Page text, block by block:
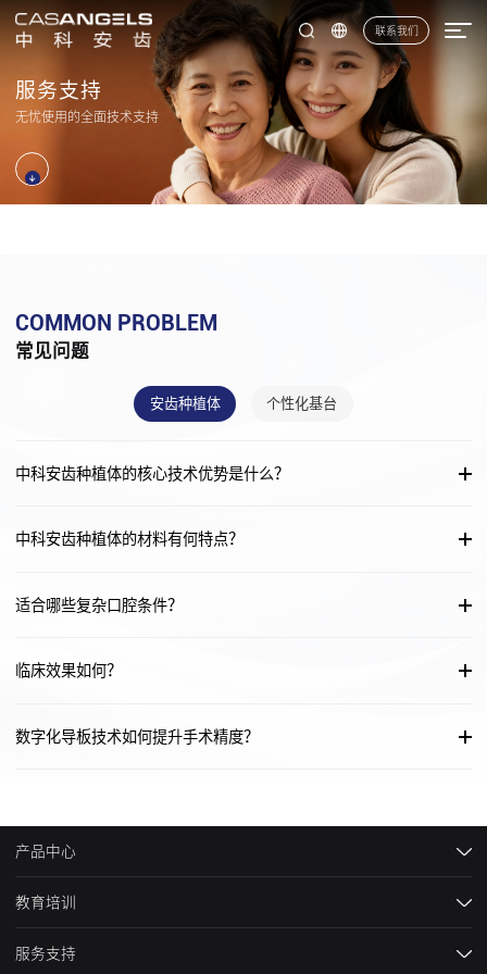
联系我们
服务支持
无忧使用 的全面技术支持
COMMON PROBLEM
常见问题
安齿种植体 个性化基台
中科安齿种植体的核心技术优势是什么？
中科安齿种植体的材料有何特点？
适合哪些复杂口腔条件？
临床效果如何？
数字化导板技术如何提升手术精度？
产品中心
教育培训
服务支持